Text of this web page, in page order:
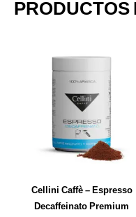
PRODUCTOS
Cellini Caffè – Espresso
Decaffeinato Premium